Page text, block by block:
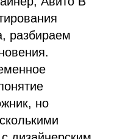
разбираем
но